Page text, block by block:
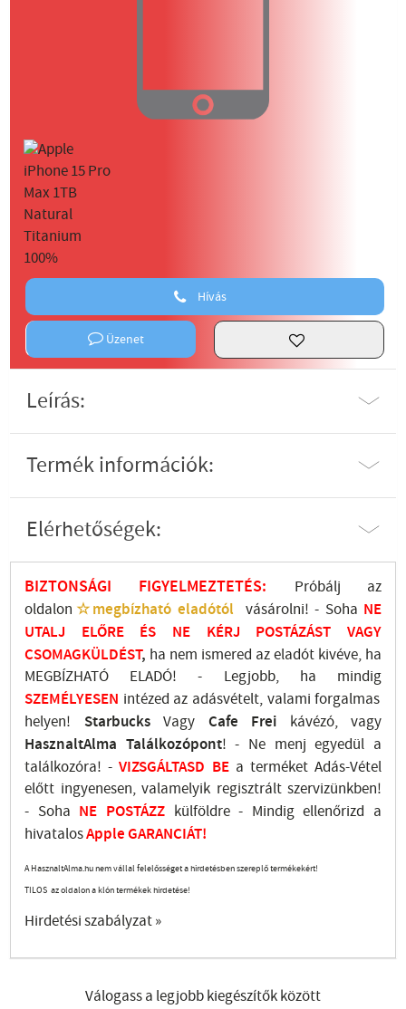
Hívás
Üzenet
Leírás:
Termék információk:
Elérhetőségek:
BIZTONSÁGI FIGYELMEZTETÉS:
Próbálj az
oldalon ☆megbízható eladótól vásárolni! - Soha NE
UTALJ ELŐRE ÉS NE KÉRJ POSTÁZÁST VAGY
CSOMAGKÜLDÉST, ha nem ismered az eladót kivéve, ha
MEGBÍZHATÓ ELADÓ! - Legjobb, ha mindig
SZEMÉLYESEN intézed az adásvételt, valami forgalmas
helyen! StarbucksVagy Cafe Frei kávézó, vagy
HasznaltAlma Találkozópont! - Ne menj egyedül a
találkozóra! - VIZSGÁLTASD BEa terméket Adás-Vétel
előtt ingyenesen, valamelyik regisztrált szervizünkben!
- Soha NE POSTÁZZ külföldre- Mindig ellenőrizd a
hivatalosApple GARANCIÁT!
A HasznaltAlma.hu nem vállal felelősséget a hirdetésben szereplő termékekért!
TILOS az oldalon a klón termékek hirdetése!
Hirdetési szabályzat »
Válogass a legjobb kiegészítők között